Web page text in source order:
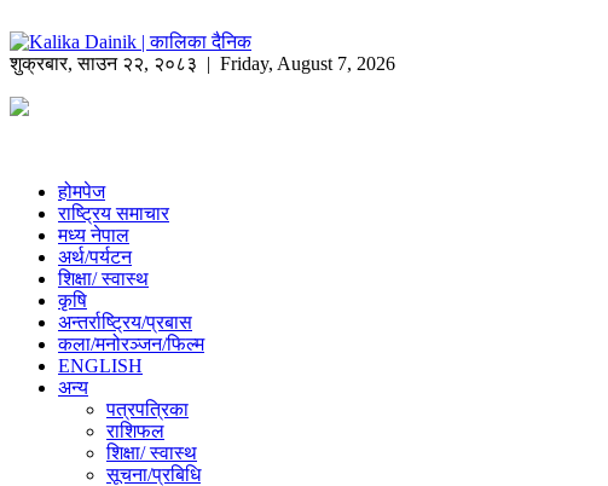
शुक्रबार,साउन २२, २०८३ | Friday, August 7, 2026
होमपेज
राष्ट्रिय समाचार
मध्य नेपाल
अर्थ/पर्यटन
शिक्षा/ स्वास्थ
कृषि
अन्तर्राष्ट्रिय/प्रबास
कला/मनोरञ्जन/फिल्म
ENGLISH
अन्य
पत्रपत्रिका
राशिफल
शिक्षा/ स्वास्थ
सूचना/प्रबिधि